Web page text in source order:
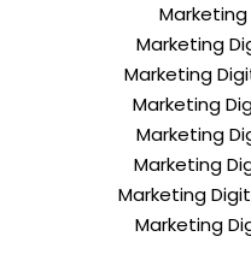
Marketing
Marketing
Marketing
Marketing
Marketing
Marketing
Marketing
Marketing